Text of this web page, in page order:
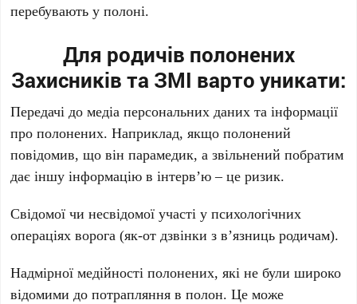
перебувають у полоні.
Для родичів полонених
Захисників та ЗМІ варто уникати:
Передачі до медіа персональних даних та інформації
про полонених. Наприклад, якщо полонений
повідомив, що він парамедик, а звільнений побратим
дає іншу інформацію в інтерв’ю – це ризик.
Свідомої чи несвідомої участі у психологічних
операціях ворога (як-от дзвінки з в’язниць родичам).
Надмірної медійності полонених, які не були широко
відомими до потрапляння в полон. Це може